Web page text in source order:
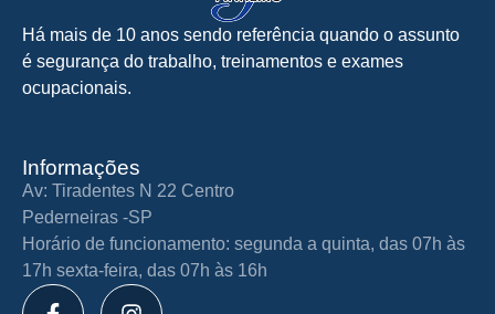
Há mais de 10 anos sendo referência quando o assunto
é segurança do trabalho, treinamentos e exames
ocupacionais.
Informações
Av: Tiradentes N 22 Centro
Pederneiras -SP
Horário de funcionamento: segunda a quinta, das 07h às
17h sexta-feira, das 07h às 16h